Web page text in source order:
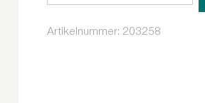
Artikelnummer: 203258